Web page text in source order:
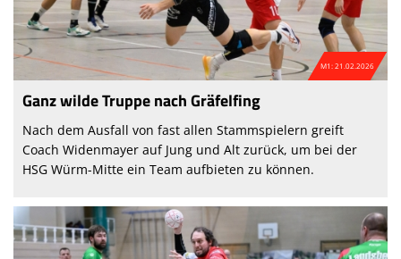
M1: 21.02.2026
Ganz wilde Truppe nach Gräfelfing
Nach dem Ausfall von fast allen Stammspielern greift
Coach Widenmayer auf Jung und Alt zurück, um bei der
HSG Würm-Mitte ein Team aufbieten zu können.